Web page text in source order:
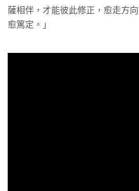
薩相伴，才能彼此修正，愈走方
愈篤定。」